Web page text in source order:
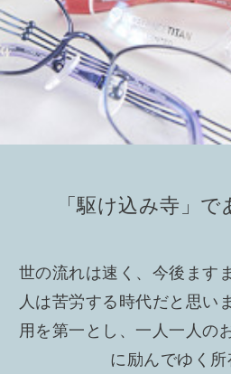
「駆け込み寺」
世の流れは速く、今後ます
人は苦労する時代だと思い
用を第一とし、一人一人の
に励んでゆく所